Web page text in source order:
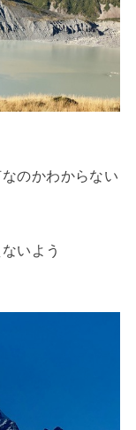
のかわからない
いよう